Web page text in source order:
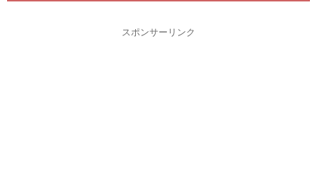
スポンサーリンク